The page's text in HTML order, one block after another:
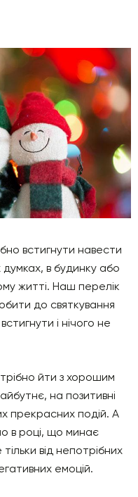
встигнути навести
думках, в будинку або
житті. Наш перелік
до святкування
і нічого не
йти з хорошим
на позитивні
прекрасних подій. А
в році, що минає
від непотрібних
емоцій.